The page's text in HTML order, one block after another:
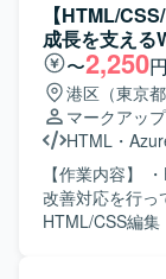
【HTML/
成長を支える
〜2,250
港区（東京都
マークアップ
HTML ・
【作業内容】
改善対応を行っ
HTML/CSS編